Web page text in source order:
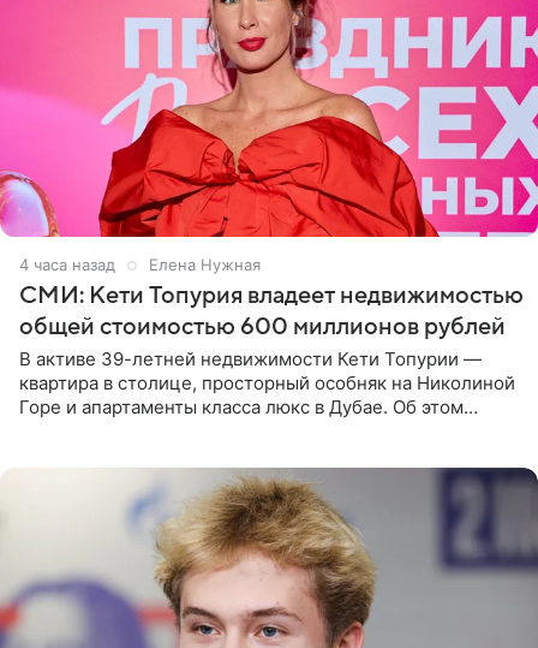
4 часа назад Елена Нужная
СМИ: Кети Топурия владеет недвижимостью
общей стоимостью 600 миллионов рублей
В активе 39-летней недвижимости Кети Топурии —
квартира в столице, просторный особняк на Николиной
Горе и апартаменты класса люкс в Дубае. Об этом